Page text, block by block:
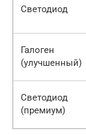
Светодиод
Галоген
(улучшенный)
Светодиод
(премиум)